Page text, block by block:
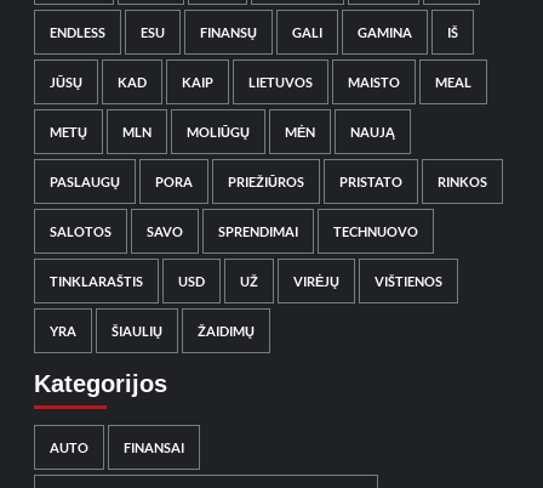
ENDLESS ESU FINANSŲ GALI GAMINA IŠ
JŪSŲ KAD KAIP LIETUVOS MAISTO MEAL
METŲ MLN MOLIŪGŲ MĖN NAUJĄ
PASLAUGŲ PORA PRIEŽIŪROS PRISTATO RINKOS
SALOTOS SAVO SPRENDIMAI TECHNUOVO
TINKLARAŠTIS USD UŽ VIRĖJŲ VIŠTIENOS
YRA ŠIAULIŲ ŽAIDIMŲ
Kategorijos
AUTO FINANSAI